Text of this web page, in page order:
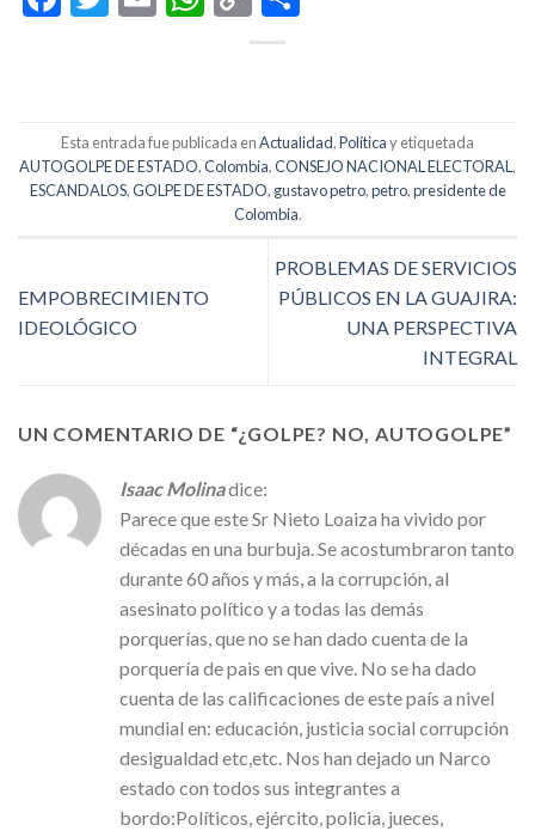
Link
Esta entrada fue publicada enActualidad,Políticay etiquetada
AUTOGOLPE DE ESTADO,Colombia,CONSEJO NACIONAL ELECTORAL ,
ESCANDALOS,GOLPE DE ESTADO, gustavo petro,petro,presidente de
Colombia.
EMPOBRECIMIENTO
IDEOLÓGICO
PROBLEMAS DE SERVICIOS
PÚBLICOS EN LA GUAJIRA:
UNA PERSPECTIVA
INTEGRAL
UN COMENTARIO DE “¿GOLPE? NO, AUTOGOLPE”
Isaac Molinadice:
Parece que este Sr Nieto Loaiza ha vivido por
décadas en una burbuja. Se acostumbraron tanto
durante 60 años y más, a la corrupción, al
asesinato político y a todas las demás
porquerías, que no se han dado cuenta de la
porquería de pais en que vive. No se ha dado
cuenta de las calificaciones de este país a nivel
mundial en: educación, justicia social corrupción
desigualdad etc,etc. Nos han dejado un Narco
estado con todos sus integrantes a
bordo:Políticos, ejército, policia, jueces,